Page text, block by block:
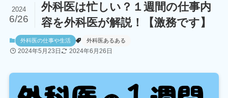
外科医は忙しい？１週間の仕事内
容を外科医が解説！【激務です】
2024
6/26
外科医の仕事や生活 外科医あるある
2024年5月23日 2024年6月26日